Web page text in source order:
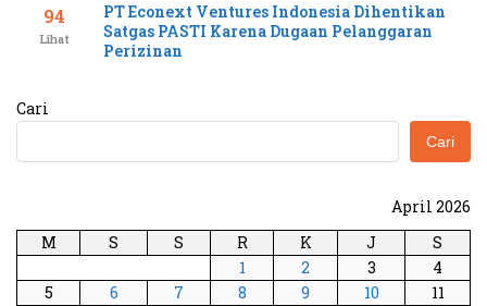
94
Lihat
PT Econext Ventures Indonesia Dihentikan
Satgas PASTI Karena Dugaan Pelanggaran
Perizinan
Cari
Cari
April 2026
M
S S R K J
S
1
2 3
4
5
6 7 8 9 10
11